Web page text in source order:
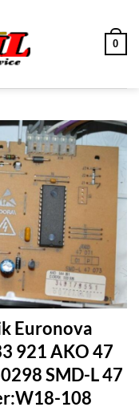
0
Euronova
921 AKO 47
SMD-L 47
108